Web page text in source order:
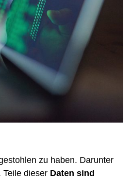
zu haben. Darunter
Teile dieser Daten sind